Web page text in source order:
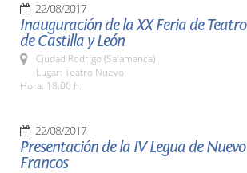
22/08/2017
Inauguración de la XX Feria de Teatro
de Castilla y León
Ciudad Rodrigo (Salamanca)
Lugar: Teatro Nuevo
Hora: 18:00 h.
22/08/2017
Presentación de la IV Legua de Nuevo
Francos